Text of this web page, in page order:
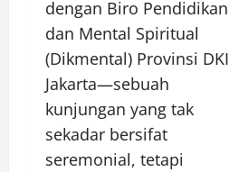
dengan Biro Pendidikan
dan Mental Spiritual
(Dikmental) Provinsi DKI
Jakarta—sebuah
kunjungan yang tak
sekadar bersifat
seremonial, tetapi